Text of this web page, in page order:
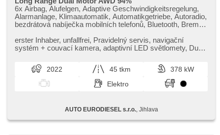
6x Airbag, Alufelgen, Adaptive Geschwindigkeitsregelung,
Alarmanlage, Klimaautomatik, Automatikgetriebe, Autoradio,
bezdrátová nabíječka mobilních telefonů, Bluetooth, Brems-
Zonen Klimaanlage, El. Klappspiegel, El. Deckel des
Kofferraums, El. Spiegel, Uhr Spur, Blind Spot Anzeige,
Multifunktionslenkrad, Lenkrad einstellbar, Bordcomputer,
Panoramadach, Fahrkamera, parkovací senzory přední,
parkovací senzory zadní, Antrieb 4x4, Ledersitze,
Navigation, Scheibenwischersensor, Reifendrucksensor,
Lenkrad, höheneinstellbare Sitze, Heck LED Leuchte,
ambientní osvětlení interiéru, Android Auto, Apple CarPlay,
erster Inhaber,​ unfallfrei,​ Pravidelný servis,​ navigační
systém ​+ couvací kamera,​ adaptivní LED světlomety,​ Dual
2022 45 tkm
378 kW
Elektro
AUTO EURODIESEL s.r.o., Jihlava